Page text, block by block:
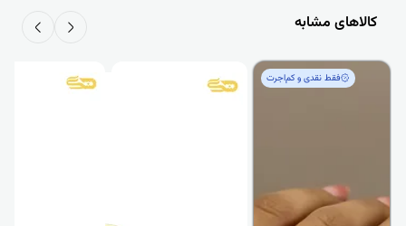
کالاهای مشابه
فقط‌ نقدی و کم‌اجرت